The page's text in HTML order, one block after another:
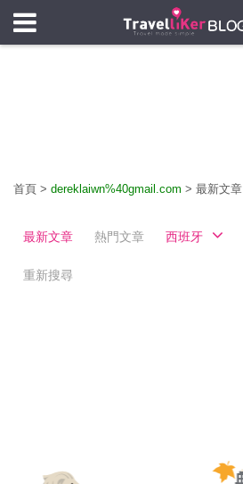
首頁 > dereklaiwn%40gmail.com > 最新文章
最新文章 熱門文章 西班牙
重新搜尋